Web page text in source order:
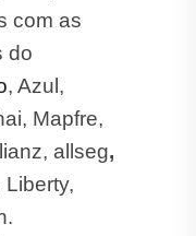
com as
do
, Azul,
Mapfre,
allseg,
Liberty,